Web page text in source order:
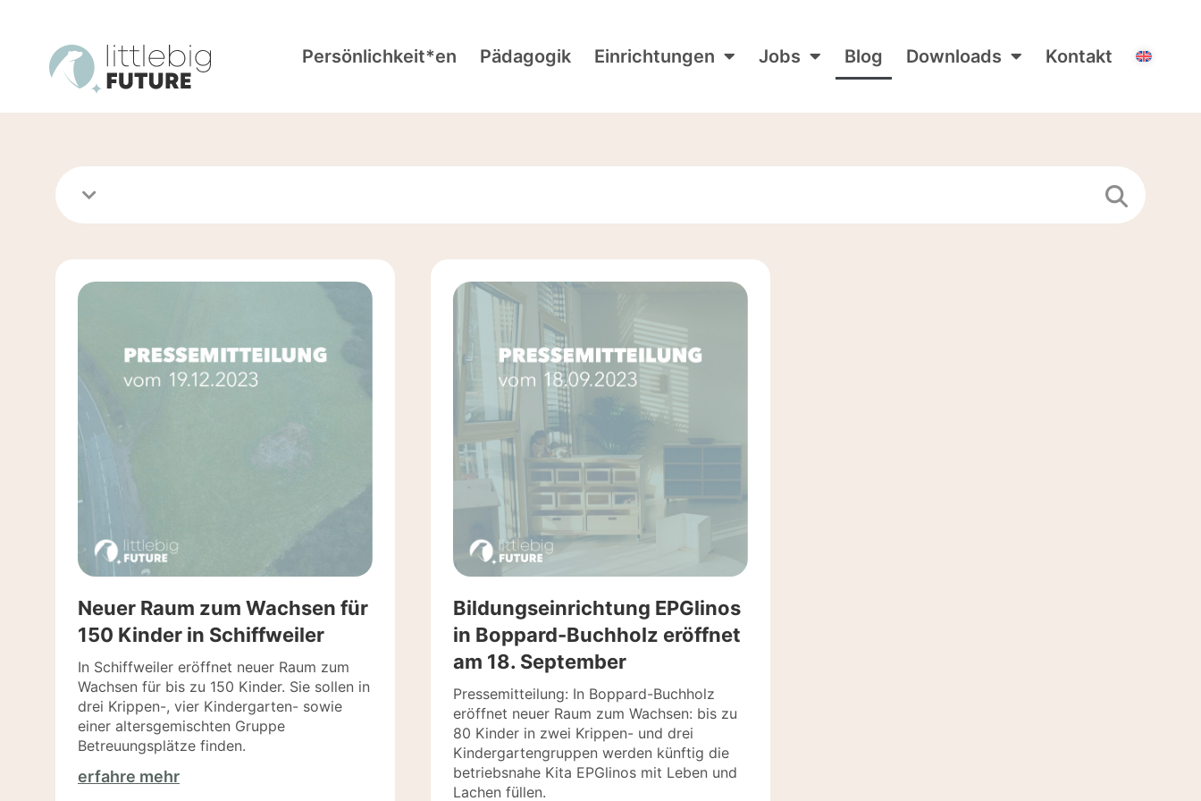
Persönlichkeit*en Pädagogik Einrichtungen Jobs Blog Downloads Kontakt
Neuer Raum zum Wachsen für
150 Kinder in Schiffweiler
In Schiffweiler eröffnet neuer Raum zum
Wachsen für bis zu 150 Kinder. Sie sollen in
drei Krippen-, vier Kindergarten- sowie
einer altersgemischten Gruppe
Betreuungsplätze finden.
erfahre mehr
Bildungseinrichtung EPGlinos
in Boppard-Buchholz eröffnet
am 18. September
Pressemitteilung: In Boppard-Buchholz
eröffnet neuer Raum zum Wachsen: bis zu
80 Kinder in zwei Krippen- und drei
Kindergartengruppen werden künftig die
betriebsnahe Kita EPGlinos mit Leben und
Lachen füllen.